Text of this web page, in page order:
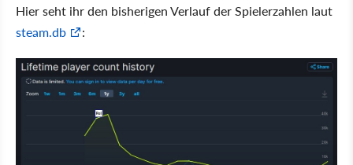
Hier seht ihr den bisherigen Verlauf der Spielerzahlen laut
steam.db
: